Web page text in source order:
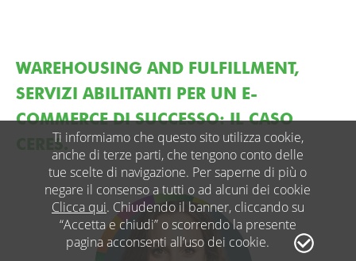
WAREHOUSING AND FULFILLMENT,
SERVIZI ABILITANTI PER UN E-
COMMERCE DI SUCCESSO: IL CASO
CERES.Ti informiamo che questo sito utilizza cookie,
anche di terze parti, che tengono conto delle
tue scelte di navigazione. Per saperne di più o
negare il consenso a tutti o ad alcuni dei cookie
Clicca qui. Chiudendo il banner, cliccando su
“Accetta e chiudi” o scorrendo la presente
pagina acconsenti all’uso dei cookie.